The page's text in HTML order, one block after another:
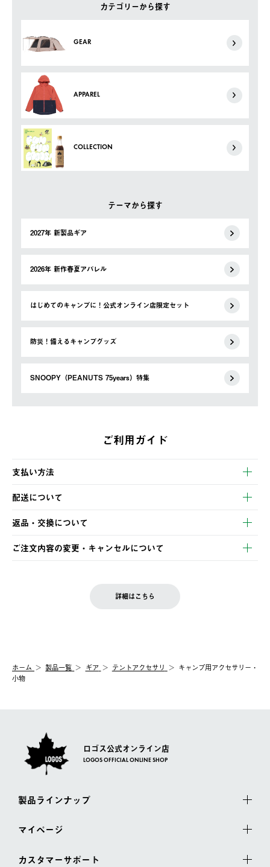
カテゴリーから探す
GEAR
APPAREL
COLLECTION
テーマから探す
2027年 新製品ギア
2026年 新作春夏アパレル
はじめてのキャンプに！公式オンライン店限定セット
防災！備えるキャンプグッズ
SNOOPY（PEANUTS 75years）特集
ご利用ガイド
支払い方法
以下のいずれかの方法でお支払いいただけます。
・クレジットカード決済
・コンビニ決済
・Pay-easy決済
配送について
【発送スケジュール】
ご注文・ご入金完了より2営業日以内に商品を発送いたします。
土日祝の発送はございませんので、木曜日以降のご注文は週明け
の発送となる場合がございます。
【配送業者】
佐川急便にて配送されます。
返品・交換について
※お客様都合の場合
お客様都合の返品にかかる送料は、お客様ご負担とさせていただ
一度お手元の商品を返品いただき、ご希望商品を再注文してくだ
ご注文内容の変更・キャンセルについて
LOGOS FAMILY会員の方は、会員マイページ内 購入履歴画面に
詳細はこちら
ホーム 製品一覧 ギア テントアクセサリ
キャンプ用アクセサリー・
小物
ロゴス公式オンライン店
LOGOS OFFICIAL ONLINE SHOP
製品ラインナップ
マイページ
カスタマーサポート